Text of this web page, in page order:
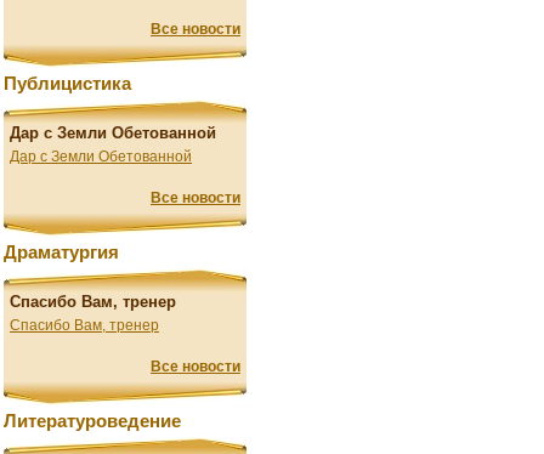
Все новости
Публицистика
Дар с Земли Обетованной
Дар с Земли Обетованной
Все новости
Драматургия
Спасибо Вам, тренер
Спасибо Вам, тренер
Все новости
Литературоведение